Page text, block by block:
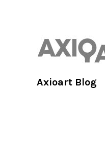
Axioart Blog